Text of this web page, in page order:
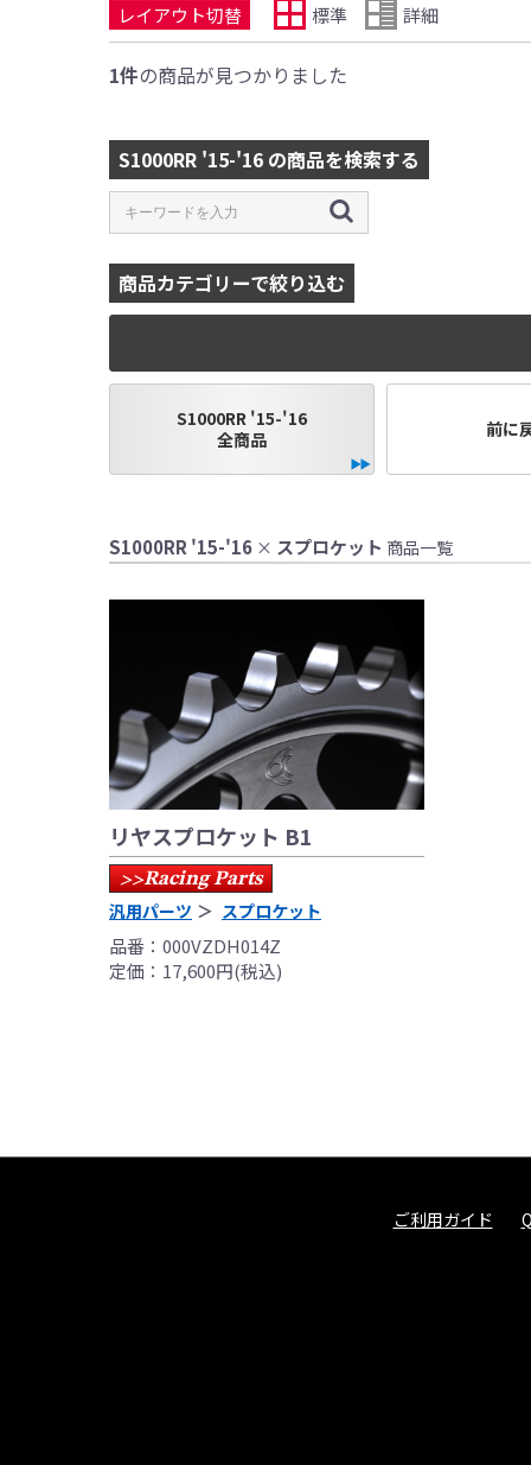
レイアウト切替 標準 詳細
1件の商品が見つかりました
S1000RR '15-'16 の商品を検索する
商品カテゴリーで絞り込む
S1000RR '15-'16
全商品
前に
S1000RR '15-'16 × スプロケット 商品一覧
リヤスプロケット B1
>>Racing Parts
汎用パーツ スプロケット
品番：000VZDH014Z
定価：17,600円(税込)
しております。
●レーシングパーツ
レースでの使用
●取り付けについて
なお、取付時、
品、クレーム等
●商品の仕様・価格
●商品は、予告無
ご利用ガイド